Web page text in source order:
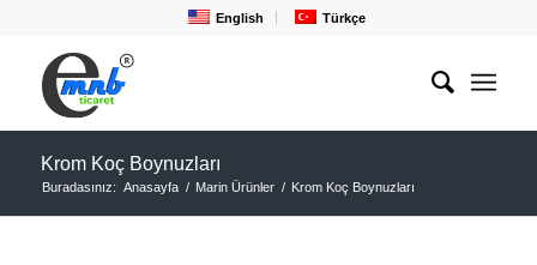
English Türkçe
Krom Koç Boynuzları
Buradasınız: Anasayfa / Marin Ürünler / Krom Koç Boynuzları